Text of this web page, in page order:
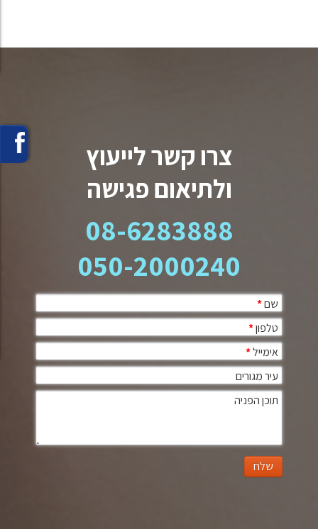
צרו קשר לייעוץ
ולתיאום פגישה
08-6283888
050-2000240
שם*
טלפון*
אימייל*
עיר מגורים
תוכן הפניה
שלח